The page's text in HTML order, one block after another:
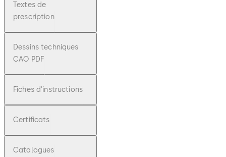
Textes de
prescription
Dessins techniques
CAO PDF
Fiches d'instructions
Certificats
Catalogues